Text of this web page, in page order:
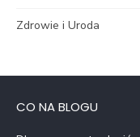
Zdrowie i Uroda
CO NA BLOGU